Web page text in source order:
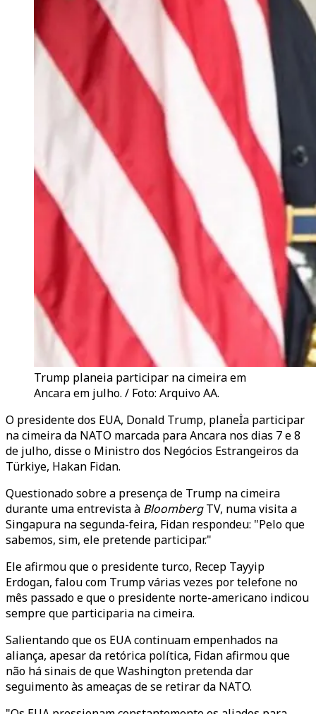
Trump planeia participar na cimeira em
Ancara em julho. / Foto: Arquivo AA.
O presidente dos EUA, Donald Trump, planeİa participar
na cimeira da NATO marcada para Ancara nos dias 7 e 8
de julho, disse o Ministro dos Negócios Estrangeiros da
Türkiye, Hakan Fidan.
Questionado sobre a presença de Trump na cimeira
durante uma entrevista à BloombergTV, numa visita a
Singapura na segunda-feira, Fidan respondeu: "Pelo que
sabemos, sim, ele pretende participar."
Ele afirmou que o presidente turco, Recep Tayyip
Erdogan, falou com Trump várias vezes por telefone no
mês passado e que o presidente norte-americano indicou
sempre que participaria na cimeira.
Salientando que os EUA continuam empenhados na
aliança, apesar da retórica política, Fidan afirmou que
não há sinais de que Washington pretenda dar
seguimento às ameaças de se retirar da NATO.